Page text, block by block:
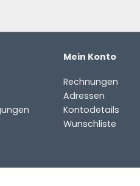
Mein Konto
Rechnungen
Adressen
Kontodetails
Wunschliste